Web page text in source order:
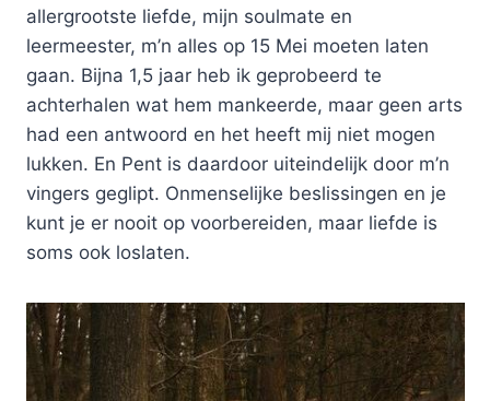
allergrootste liefde, mijn soulmate en
leermeester, m’n alles op 15 Mei moeten laten
gaan. Bijna 1,5 jaar heb ik geprobeerd te
achterhalen wat hem mankeerde, maar geen arts
had een antwoord en het heeft mij niet mogen
lukken. En Pent is daardoor uiteindelijk door m’n
vingers geglipt. Onmenselijke beslissingen en je
kunt je er nooit op voorbereiden, maar liefde is
soms ook loslaten.